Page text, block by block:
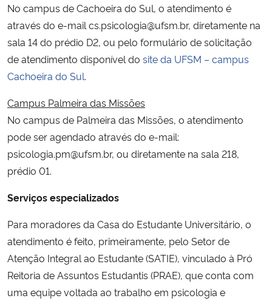
No campus de Cachoeira do Sul, o atendimento é
através do e-mail cs.psicologia@ufsm.br, diretamente na
sala 14 do prédio D2, ou pelo formulário de solicitação
de atendimento disponível do site da UFSM – campus
Cachoeira do Sul.
Campus Palmeira das Missões
No campus de Palmeira das Missões, o atendimento
pode ser agendado através do e-mail:
psicologia.pm@ufsm.br, ou diretamente na sala 218,
prédio 01.
Serviços especializados
Para moradores da Casa do Estudante Universitário, o
atendimento é feito, primeiramente, pelo Setor de
Atenção Integral ao Estudante (SATIE), vinculado à Pró
Reitoria de Assuntos Estudantis (PRAE), que conta com
uma equipe voltada ao trabalho em psicologia e